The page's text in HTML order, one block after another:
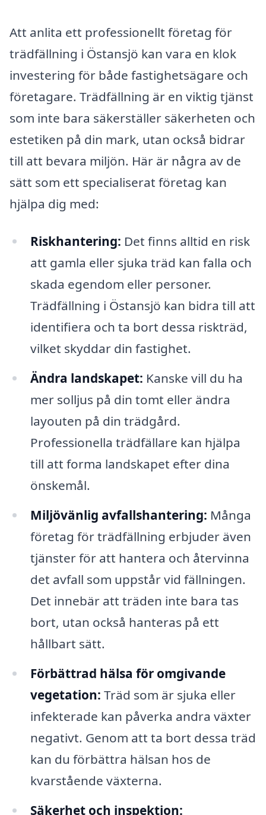
Att anlita ett professionellt företag för
trädfällning i Östansjö kan vara en klok
investering för både fastighetsägare och
företagare. Trädfällning är en viktig tjänst
som inte bara säkerställer säkerheten och
estetiken på din mark, utan också bidrar
till att bevara miljön. Här är några av de
sätt som ett specialiserat företag kan
hjälpa dig med:
Riskhantering: Det finns alltid en risk
att gamla eller sjuka träd kan falla och
skada egendom eller personer.
Trädfällning i Östansjö kan bidra till att
identifiera och ta bort dessa riskträd,
vilket skyddar din fastighet.
Ändra landskapet: Kanske vill du ha
mer solljus på din tomt eller ändra
layouten på din trädgård.
Professionella trädfällare kan hjälpa
till att forma landskapet efter dina
önskemål.
Miljövänlig avfallshantering: Många
företag för trädfällning erbjuder även
tjänster för att hantera och återvinna
det avfall som uppstår vid fällningen.
Det innebär att träden inte bara tas
bort, utan också hanteras på ett
hållbart sätt.
Förbättrad hälsa för omgivande
vegetation: Träd som är sjuka eller
infekterade kan påverka andra växter
negativt. Genom att ta bort dessa träd
kan du förbättra hälsan hos de
kvarstående växterna.
Säkerhet och inspektion: